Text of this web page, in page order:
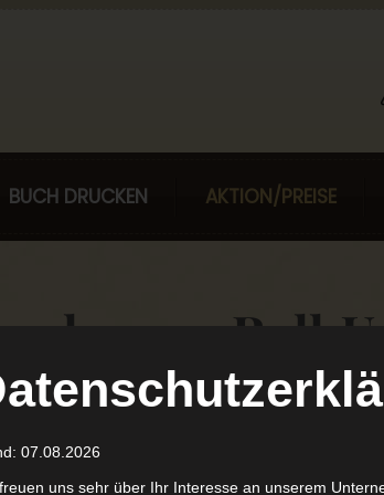
BUCH DRUCKEN AKTION/PREISE
– Roll‑Up
Sie ein hochwertiges
Buchbestellung
07.08.2026
uns sehr über Ihr Interesse an unserem